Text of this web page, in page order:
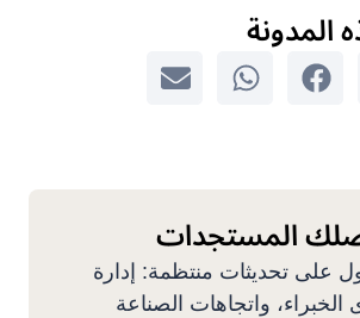
المدونة
المستجدات
على تحديثات منتظمة: إدارة
الخبراء، واتجاهات الصناعة